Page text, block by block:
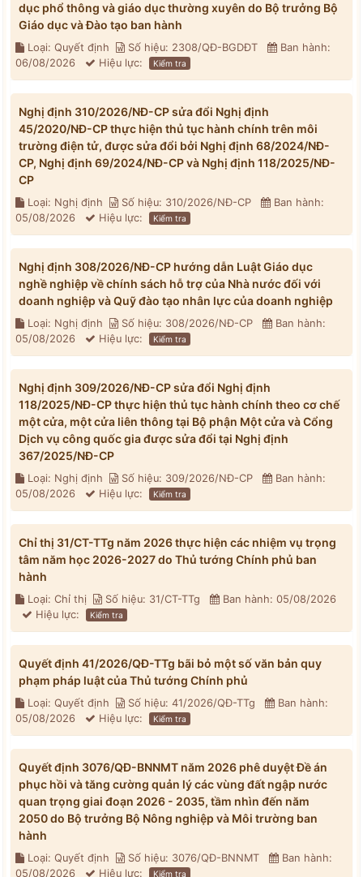
dục phổ thông và giáo dục thường xuyên do Bộ trưởng Bộ
Giáo dục và Đào tạo ban hành
Loại: Quyết định Số hiệu: 2308/QĐ-BGDĐT
Ban hành:
06/08/2026
Hiệu lực: Kiểm tra
Nghị định 310/2026/NĐ-CP sửa đổi Nghị định
45/2020/NĐ-CP thực hiện thủ tục hành chính trên môi
trường điện tử, được sửa đổi bởi Nghị định 68/2024/NĐ-
CP, Nghị định 69/2024/NĐ-CP và Nghị định 118/2025/NĐ-
CP
Loại: Nghị định Số hiệu: 310/2026/NĐ-CP
Ban hành:
05/08/2026
Hiệu lực: Kiểm tra
Nghị định 308/2026/NĐ-CP hướng dẫn Luật Giáo dục
nghề nghiệp về chính sách hỗ trợ của Nhà nước đối với
doanh nghiệp và Quỹ đào tạo nhân lực của doanh nghiệp
Loại: Nghị định Số hiệu: 308/2026/NĐ-CP
Ban hành:
05/08/2026
Hiệu lực: Kiểm tra
Nghị định 309/2026/NĐ-CP sửa đổi Nghị định
118/2025/NĐ-CP thực hiện thủ tục hành chính theo cơ chế
một cửa, một cửa liên thông tại Bộ phận Một cửa và Cổng
Dịch vụ công quốc gia được sửa đổi tại Nghị định
367/2025/NĐ-CP
Loại: Nghị định Số hiệu: 309/2026/NĐ-CP
Ban hành:
05/08/2026
Hiệu lực: Kiểm tra
Chỉ thị 31/CT-TTg năm 2026 thực hiện các nhiệm vụ trọng
tâm năm học 2026-2027 do Thủ tướng Chính phủ ban
hành
Loại: Chỉ thị Số hiệu: 31/CT-TTg
Ban hành: 05/08/2026
Hiệu lực:
Kiểm tra
Quyết định 41/2026/QĐ-TTg bãi bỏ một số văn bản quy
phạm pháp luật của Thủ tướng Chính phủ
Loại: Quyết định Số hiệu: 41/2026/QĐ-TTg
Ban hành:
05/08/2026
Hiệu lực: Kiểm tra
Quyết định 3076/QĐ-BNNMT năm 2026 phê duyệt Đề án
phục hồi và tăng cường quản lý các vùng đất ngập nước
quan trọng giai đoạn 2026 - 2035, tầm nhìn đến năm
2050 do Bộ trưởng Bộ Nông nghiệp và Môi trường ban
hành
Loại: Quyết định Số hiệu: 3076/QĐ-BNNMT
Ban hành:
05/08/2026
Hiệu lực: Kiểm tra